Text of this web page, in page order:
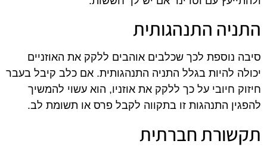
התניה התנהגותית
סיבה נוספת לכך שכלבים אוהבים ללקק את האוזניים
יכולה להיות בגלל התניה התנהגותית. אם כלב קיבל בעבר
חיזוק חיובי על כך ללקק את אוזניו, הוא עשוי להמשיך
להפגין התנהגות זו בתקווה לקבל פרס או תשומת לב.
תקשורת חברתית